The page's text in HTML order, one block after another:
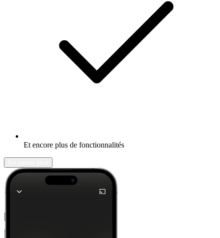
Et encore plus de fonctionnalités